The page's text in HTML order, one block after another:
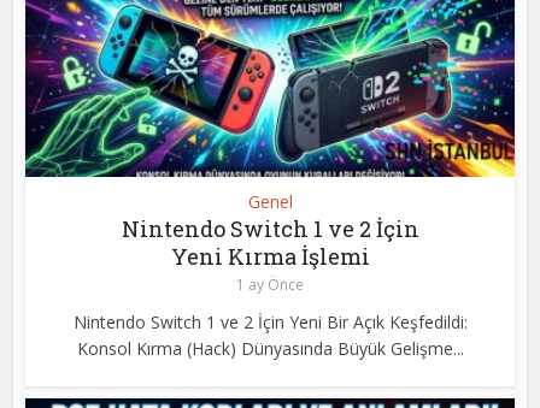
Genel
Nintendo Switch 1 ve 2 İçin
Yeni Kırma İşlemi
1 ay Önce
Nintendo Switch 1 ve 2 İçin Yeni Bir Açık Keşfedildi:
Konsol Kırma (Hack) Dünyasında Büyük Gelişme...